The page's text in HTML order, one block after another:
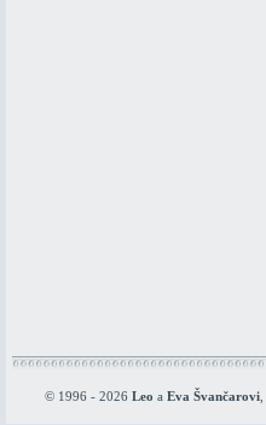
© 1996 - 2026 Leo a Eva Švančarovi